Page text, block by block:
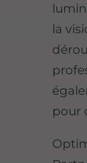
la
pour